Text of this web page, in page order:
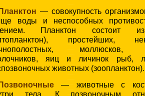
— совокупность
воды и неспособных
Планктон состоит
простейших,
моллюсков,
яиц и личинок рыб,
животных (зоопланктон).
— животные с
тела. К позвоночным